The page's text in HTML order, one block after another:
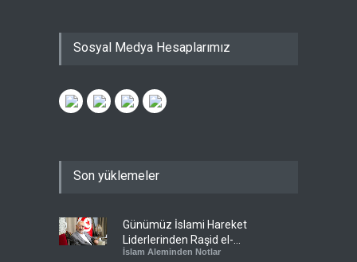
Sosyal Medya Hesaplarımız
Son yüklemeler
Günümüz İslami Hareket
Liderlerinden Raşid el-
Gannuşi’ye Seküler Faşizmin
İslam Aleminden Notlar